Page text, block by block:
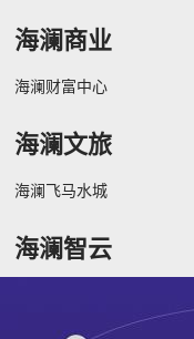
海澜商业
海澜财富中心
海澜文旅
海澜飞马水城
海澜智云